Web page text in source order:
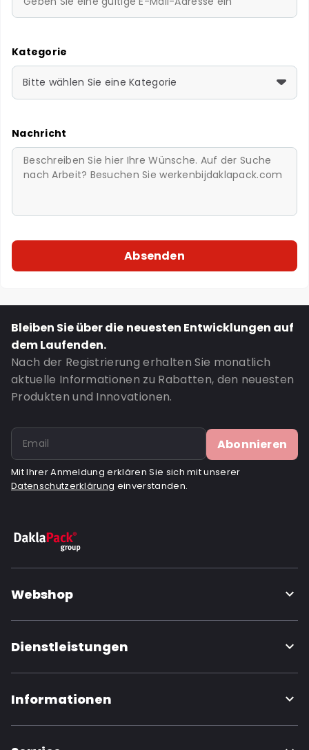
Kategorie
Bitte wählen Sie eine Kategorie
Nachricht
Bleiben Sie über die neuesten Entwicklungen auf
dem Laufenden.
Nach der Registrierung erhalten Sie monatlich
aktuelle Informationen zu Rabatten, den neuesten
Produkten und Innovationen.
Abonnieren
Mit Ihrer Anmeldung erklären Sie sich mit unserer
Datenschutzerklärung einverstanden.
Webshop
Dienstleistungen
Informationen